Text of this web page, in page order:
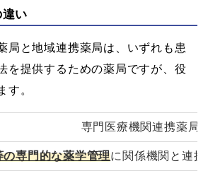
い
局と地域連携薬局は、いずれも患
を提供するための薬局ですが、役
す。
専門医療機関連携薬局
の専門的な薬学管理に関係機関と連